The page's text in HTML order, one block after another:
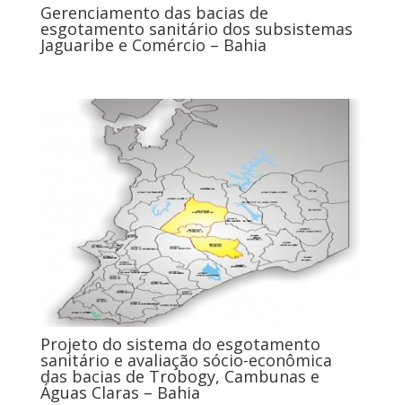
Gerenciamento das bacias de
esgotamento sanitário dos subsistemas
Jaguaribe e Comércio – Bahia
Projeto do sistema do esgotamento
sanitário e avaliação sócio-econômica
das bacias de Trobogy, Cambunas e
Águas Claras – Bahia